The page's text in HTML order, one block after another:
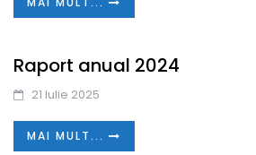
Raport anual 2024
21 Iulie 2025
MAI MULT...